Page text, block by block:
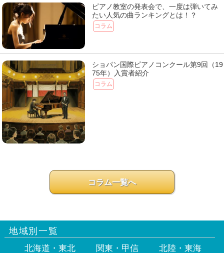
ピアノ教室の発表会で、一度は弾いてみ
たい人気の曲ランキングとは！？
コラム
ショパン国際ピアノコンクール第9回（19
75年）入賞者紹介
コラム
コラム一覧へ
地域別一覧
北海道・東北 関東・甲信 北陸・東海